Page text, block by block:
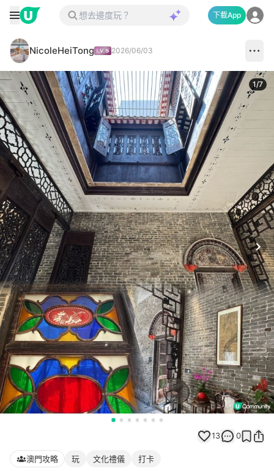
下載App
NicoleHeiTong 2026/06/03
1/7
13 0
澳門攻略 玩 文化禮儀 打卡